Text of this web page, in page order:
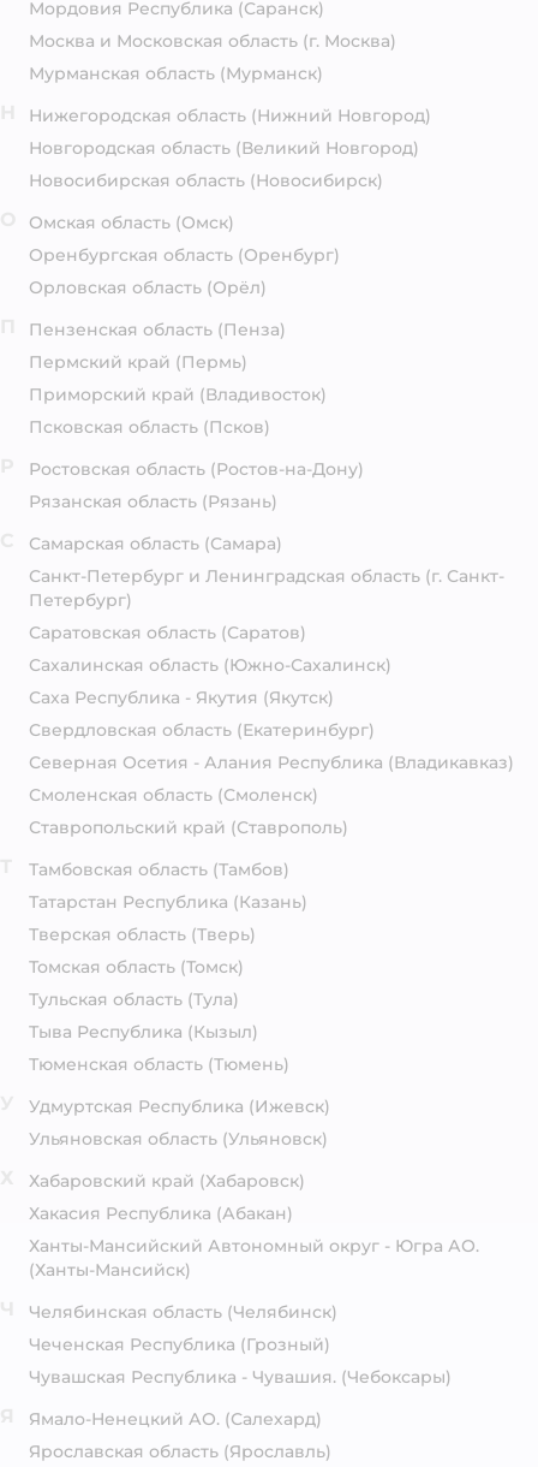
Мордовия Республика (Саранск)
Москва и Московская область (г. Москва)
Мурманская область (Мурманск)
Нижегородская область (Нижний Новгород)
Новгородская область (Великий Новгород)
Новосибирская область (Новосибирск)
Омская область (Омск)
Оренбургская область (Оренбург)
Орловская область (Орёл)
Пензенская область (Пенза)
Пермский край (Пермь)
Приморский край (Владивосток)
Псковская область (Псков)
Ростовская область (Ростов-на-Дону)
Рязанская область (Рязань)
Самарская область (Самара)
Санкт-Петербург и Ленинградская область (г. Санкт-
Петербург)
Саратовская область (Саратов)
Сахалинская область (Южно-Сахалинск)
Саха Республика - Якутия (Якутск)
Свердловская область (Екатеринбург)
Северная Осетия - Алания Республика (Владикавказ)
Смоленская область (Смоленск)
Ставропольский край (Ставрополь)
Тамбовская область (Тамбов)
Татарстан Республика (Казань)
Тверская область (Тверь)
Томская область (Томск)
Тульская область (Тула)
Тыва Республика (Кызыл)
Тюменская область (Тюмень)
Удмуртская Республика (Ижевск)
Ульяновская область (Ульяновск)
Хабаровский край (Хабаровск)
Хакасия Республика (Абакан)
Ханты-Мансийский Автономный округ - Югра АО.
(Ханты-Мансийск)
Челябинская область (Челябинск)
Чеченская Республика (Грозный)
Чувашская Республика - Чувашия. (Чебоксары)
Ямало-Ненецкий АО. (Салехард)
Ярославская область (Ярославль)